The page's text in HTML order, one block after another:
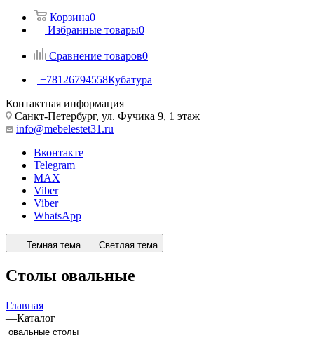
Корзина0
Избранные товары0
Сравнение товаров0
+78126794558Кубатура
Контактная информация
Санкт-Петербург, ул. Фучика 9, 1 этаж
info@mebelestet31.ru
Вконтакте
Telegram
MAX
Viber
Viber
WhatsApp
Темная тема Светлая тема
Столы овальные
Главная
—Каталог